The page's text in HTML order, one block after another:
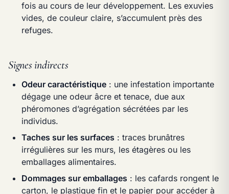
fois au cours de leur développement. Les exuvies
vides, de couleur claire, s’accumulent près des
refuges.
Signes indirects
Odeur caractéristique: une infestation importante
dégage une odeur âcre et tenace, due aux
phéromones d’agrégation sécrétées par les
individus.
Taches sur les surfaces : traces brunâtres
irrégulières sur les murs, les étagères ou les
emballages alimentaires.
Dommages sur emballages : les cafards rongent le
carton, le plastique fin et le papier pour accéder à